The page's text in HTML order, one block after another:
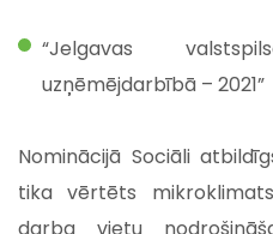
“Jelgavas
uzņēmējdarbībā – 2021”
Nominācijā Sociāli
tika vērtēts
darba vietu